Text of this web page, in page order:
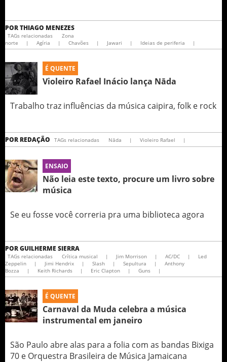
PORTHIAGO MENEZES
TAGs relacionadas
Zona
norte
| Agíria | Chavões | Jawari | Ideias de periferia |
É QUENTE
Violeiro Rafael Inácio lança Nāda
Trabalho traz influências da música caipira, folk e rock
POR REDAÇÃO TAGs relacionadas Nāda | Violeiro Rafael |
ENSAIO
Não leia este texto, procure um livro sobre
música
Se eu fosse você correria pra uma biblioteca agora
PORGUILHERME SIERRA
TAGs relacionadas Crítica musical | Jim Morrison | AC/DC |
Led
Zeppelin
| Jimi Hendrix | Slash | Sepultura |
Anthony
Bozza
| Keith Richards | Eric Clapton | Guns |
É QUENTE
Carnaval da Muda celebra a música
instrumental em janeiro
São Paulo abre alas para a folia com as bandas Bixiga
70 e Orquestra Brasileira de Música Jamaicana